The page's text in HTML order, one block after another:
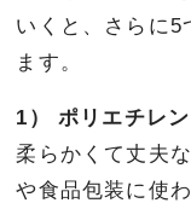
いくと、さらに5
ます。
1） ポリエチレ
柔らかくて丈夫
や食品包装に使